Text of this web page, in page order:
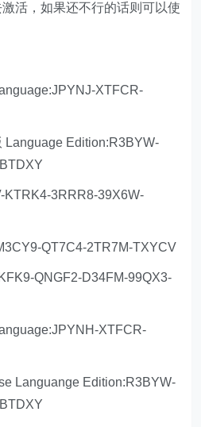
活，如果还不行的话则可以使
XTFCR-
Language Edition:R3BYW-
3RRR8-39X6W-
QT7C4-2TR7M-TXYCV
QNGF2-D34FM-99QX3-
XTFCR-
Languange Edition:R3BYW-